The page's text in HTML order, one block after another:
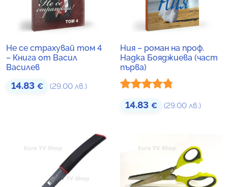
Не се страхувай том 4
– Книга от Васил
Василев
14.83 € (29.00 лв.)
Ния – роман на проф.
Надка Бояджиева (част
първа)
Оценено с
14.83 € (29.00 лв.)